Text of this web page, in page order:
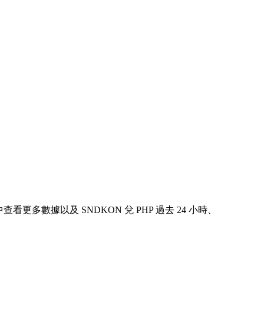
看更多數據以及 SNDKON 兌 PHP 過去 24 小時、